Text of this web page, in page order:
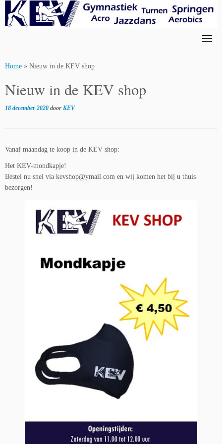
content
Home » Nieuw in de KEV shop
Nieuw in de KEV shop
18 december 2020 door KEV
Vanaf maandag te koop in de KEV shop:
Het KEV-mondkapje!
Bestel nu snel via kevshop@ymail.com en wij komen het bij u thuis
bezorgen!